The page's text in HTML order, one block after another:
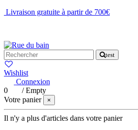
Livraison gratuite à partir de 700€
test
Wishlist
Connexion
0
/Empty
Votre panier
×
Il n'y a plus d'articles dans votre panier